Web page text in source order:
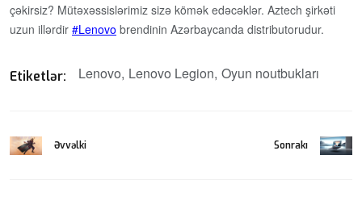
çəkirsiz? Mütəxəssislərimiz sizə kömək edəcəklər. Aztech şirkəti
uzun illərdir
Lenovo brendinin Azərbaycanda distributorudur.
Etiketlər: Lenovo Lenovo Legion Oyun noutbukları
Əvvəlki Sonrakı